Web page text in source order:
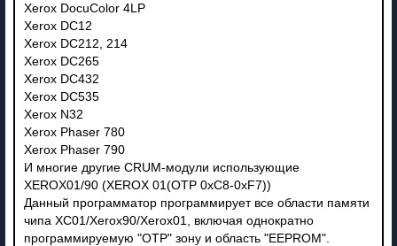
Xerox DocuColor 4LP
Xerox DC12
Xerox DC212, 214
Xerox DC265
Xerox DC432
Xerox DC535
Xerox N32
Xerox Phaser 780
Xerox Phaser 790
И многие другие CRUM-модули использующие
XEROX01/90 (XEROX 01(OTP 0хC8-0xF7))
Данный программатор программирует все области памяти
чипа XC01/Xerox90/Xerox01, включая однократно
программируемую "OTP" зону и область "EEPROM".